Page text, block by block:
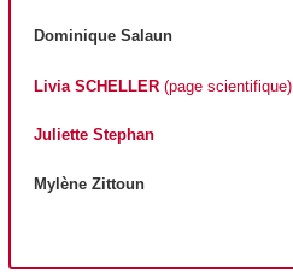
Dominique Salaun
Livia SCHELLER (page scientifique)
Juliette Stephan
Mylène Zittoun